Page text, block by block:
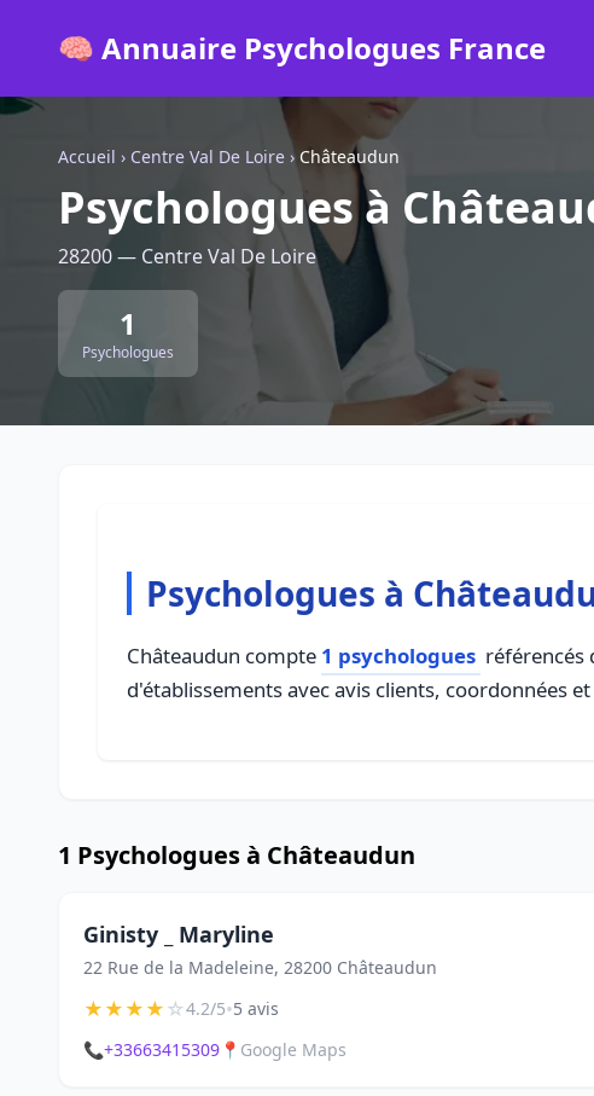
🧠 Annuaire Psychologues France
Accueil › Centre Val De Loire ›Châteaudun
Psychologues à
28200 — Centre Val De Loire
1
Psychologues
Psychologues à
Châteaudun compte 1 psychologues référencés
d'établissements avec avis clients, coordonnées
1 Psychologues à Châteaudun
Ginisty _ Maryline
22 Rue de la Madeleine, 28200 Châteaudun
★★★★☆4.2/5•5 avis
📞+33663415309 📍 Google Maps